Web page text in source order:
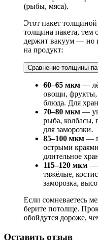
(рыбы, мяса).
Этот пакет толщиной
толщина пакета, тем
держит вакуум — но
на продукт:
Сравнение толщины
60–65 мкм —
овощи, фрукты,
блюда. Для
70–80 мкм —
рыба, колбасы,
для заморозки.
85–100 мкм —
острыми
длительное
115–120 мкм —
тяжёлые,
заморозка,
Если сомневаетесь
берите потолще.
обойдутся дороже,
Оставить отзыв